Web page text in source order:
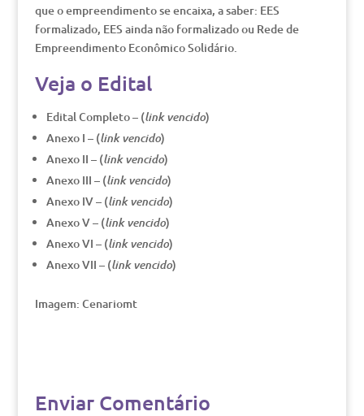
que o empreendimento se encaixa, a saber: EES
formalizado, EES ainda não formalizado ou Rede de
Empreendimento Econômico Solidário.
Veja o Edital
Edital Completo – (link vencido)
Anexo I – (link vencido)
Anexo II – (link vencido)
Anexo III – (link vencido)
Anexo IV – (link vencido)
Anexo V – (link vencido)
Anexo VI – (link vencido)
Anexo VII – (link vencido)
Imagem: Cenariomt
Enviar Comentário